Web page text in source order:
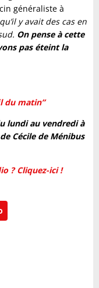
généraliste à
y avait des cas en
On pense à cette
pas éteint la
du matin”
lundi au vendredi à
Cécile de Ménibus
? Cliquez-ici !